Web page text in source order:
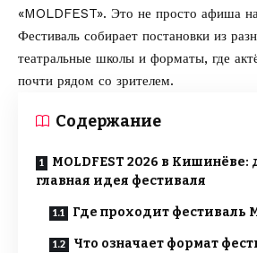
«MOLDFEST». Это не просто афиша на
Фестиваль собирает постановки из
театральные школы и форматы, где
почти рядом со зрителем.
Содержание
MOLDFEST 2026 в Кишинёве:
главная идея фестиваля
Где проходит фестиваль
Что означает формат